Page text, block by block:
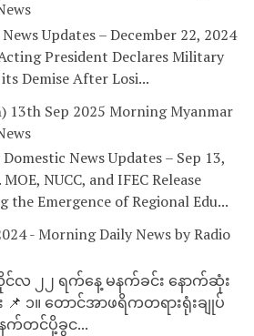
Updates – December 22, 2024
President Declares Military
Demise After Losi...
13th Sep 2025 Morning Myanmar
News Updates – Sep 13,
NUCC, and IFEC Release
the Emergence of Regional Edu...
- Morning Daily News by Radio
င်လ ၂၂ ရက်နေ့ မနက်ခင်း နောက်ဆုံး
📌 ၁။ တောင်အာဖရိကတရားရုံးချုပ်
က်တင်ပို့ခွင...